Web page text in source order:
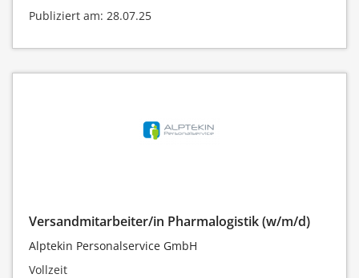
Publiziert am: 28.07.25
Versandmitarbeiter/in Pharmalogistik (w/m/d)
Alptekin Personalservice GmbH
Vollzeit